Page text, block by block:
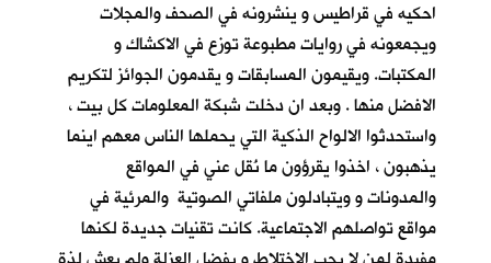
احكيه في قراطيس و ينشرونه في الصحف والمجلات
ويجمعونه في روايات مطبوعة توزع في الاكشاك و
المكتبات. ويقيمون المسابقات و يقدمون الجوائز لتكريم
الافضل منها . وبعد ان دخلت شبكة المعلومات كل بيت ،
واستحدثوا الالواح الذكية التي يحملها الناس معهم اينما
يذهبون ، اخذوا يقرؤون ما نُقل عني في المواقع
والمدونات و ويتبادلون ملفاتي الصوتية والمرئية في
مواقع تواصلهم الاجتماعية. كانت تقنيات جديدة لكنها